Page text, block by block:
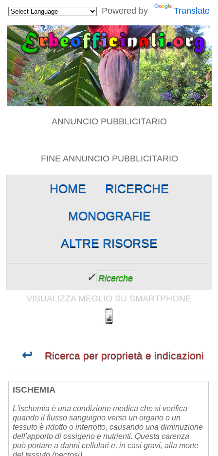
Powered by Translate
ANNUNCIO PUBBLICITARIO
FINE ANNUNCIO PUBBLICITARIO
HOME RICERCHE
MONOGRAFIE
ALTRE RISORSE
✓ Ricerche
VISUALIZZA MEGLIO SU SMARTPHONE
↩ Ricerca per proprietà e indicazioni
ISCHEMIA
L'ischemia è una condizione medica che si verifica
quando il flusso sanguigno verso un organo o un
tessuto è ridotto o interrotto, causando una diminuzione
dell'apporto di ossigeno e nutrienti. Questa carenza
può portare a danni cellulari e, in casi gravi, alla morte